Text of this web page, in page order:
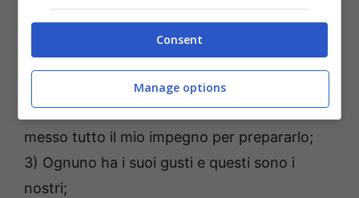
piatto, potete usare queste affermazioni:
1) Mi rendo conto che non sia di tuo gusto,
ma a noi piace in questo modo;
2) Mi dispiace che tu non apprezzi, ma ho
messo tutto il mio impegno per prepararlo;
3) Ognuno ha i suoi gusti e questi sono i
nostri;
Consent
Manage options